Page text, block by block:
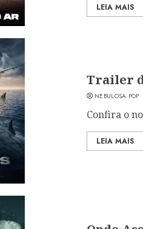
LEIA MAIS
Trailer
NEBULOSA POP
Confira o
LEIA MAIS